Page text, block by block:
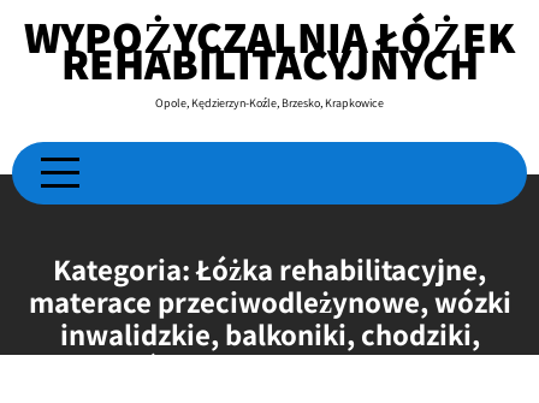
WYPOŻYCZALNIA ŁÓŻEK
REHABILITACYJNYCH
Opole, Kędzierzyn-Koźle, Brzesko, Krapkowice
Kategoria:Łóżka rehabilitacyjne,
materace przeciwodleżynowe, wózki
inwalidzkie, balkoniki, chodziki,
podnośniki, koncentratory tlenu